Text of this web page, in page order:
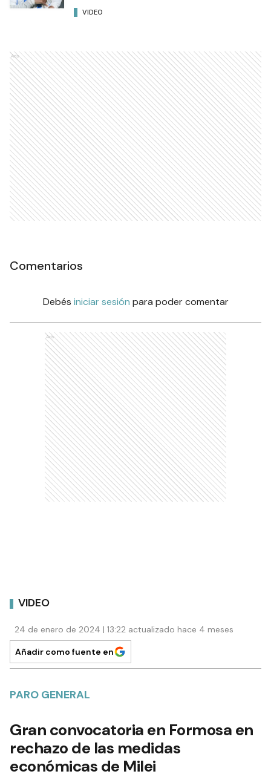
VIDEO
Ads
Comentarios
Debés iniciar sesión para poder comentar
Ads
VIDEO
24 de enero de 2024 | 13:22 actualizado hace 4 meses
Añadir como fuente en
PARO GENERAL
Gran convocatoria en Formosa en
rechazo de las medidas
económicas de Milei